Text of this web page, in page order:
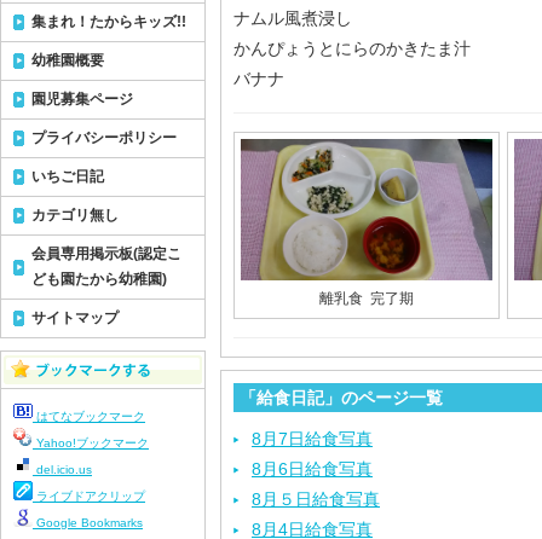
ナムル風煮浸し
かんぴょうとにらのかきたま汁
バナナ
離乳食 完了期
「給食日記」のページ一覧
8月7日給食写真
8月6日給食写真
8月５日給食写真
8月4日給食写真
集まれ！たからキッズ!!
幼稚園概要
園児募集ページ
プライバシーポリシー
いちご日記
カテゴリ無し
会員専用掲示板(認定こ
ども園たから幼稚園)
サイトマップ
はてなブックマーク
Yahoo!ブックマーク
del.icio.us
ライブドアクリップ
Google Bookmarks